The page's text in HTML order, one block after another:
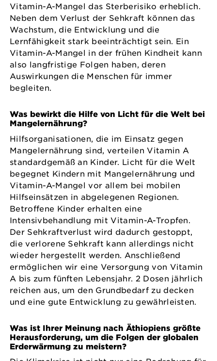
Vitamin-A-Mangel das Sterberisiko erheblich.
Neben dem Verlust der Sehkraft können das
Wachstum, die Entwicklung und die
Lernfähigkeit stark beeinträchtigt sein. Ein
Vitamin-A-Mangel in der frühen Kindheit kann
also langfristige Folgen haben, deren
Auswirkungen die Menschen für immer
begleiten.
Was bewirkt die Hilfe von Licht für die Welt bei
Mangelernährung?
Hilfsorganisationen, die im Einsatz gegen
Mangelernährung sind, verteilen Vitamin A
standardgemäß an Kinder. Licht für die Welt
begegnet Kindern mit Mangelernährung und
Vitamin-A-Mangel vor allem bei mobilen
Hilfseinsätzen in abgelegenen Regionen.
Betroffene Kinder erhalten eine
Intensivbehandlung mit Vitamin-A-Tropfen.
Der Sehkraftverlust wird dadurch gestoppt,
die verlorene Sehkraft kann allerdings nicht
wieder hergestellt werden. Anschließend
ermöglichen wir eine Versorgung von Vitamin
A bis zum fünften Lebensjahr. 2 Dosen jährlich
reichen aus, um den Grundbedarf zu decken
und eine gute Entwicklung zu gewährleisten.
Was ist Ihrer Meinung nach Äthiopiens größte
Herausforderung, um die Folgen der globalen
Erderwärmung zu meistern?